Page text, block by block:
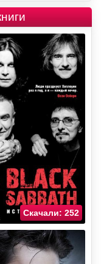
Скачали: 252